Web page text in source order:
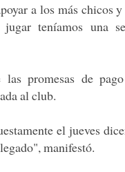
a los más chicos
teníamos una
las promesas de
al club.
el jueves
manifestó.